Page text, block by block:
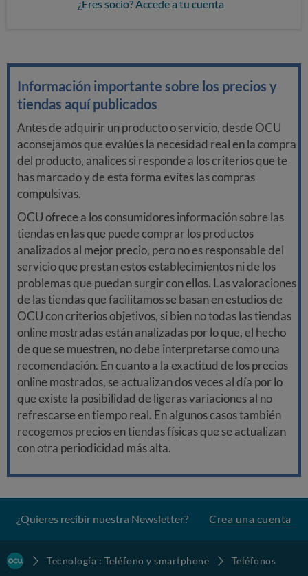
¿Eres socio? Accede a tu cuenta
Información importante sobre los precios y
tiendas aquí publicados
Antes de adquirir un producto o servicio, desde OCU
aconsejamos que evalúes la necesidad real en la compra
del producto, analices si responde a los criterios que te
has marcado y de esta forma evites las compras
compulsivas.
OCU ofrece a los consumidores información sobre las
tiendas en las que puede comprar los productos
analizados al mejor precio, pero no es responsable del
servicio que prestan estos establecimientos ni de los
problemas que puedan surgir con ellos. Las valoraciones
de las tiendas que facilitamos se basan en estudios de
OCU con criterios objetivos, si bien no todas las tiendas
online mostradas están analizadas por lo que, el hecho
de que se muestren, no debe interpretarse como una
recomendación. En cuanto a la exactitud de los precios
online mostrados, se actualizan dos veces al día por lo
que existe la posibilidad de ligeras variaciones al no
refrescarse en tiempo real. En algunos casos también
recogemos precios en tiendas físicas que se actualizan
con otra periodicidad más alta.
¿Quieres recibir nuestra Newsletter? Crea una cuenta
Tecnología : Teléfono y smartphone
Teléfonos